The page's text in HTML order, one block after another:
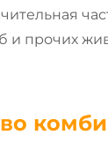
и прочих